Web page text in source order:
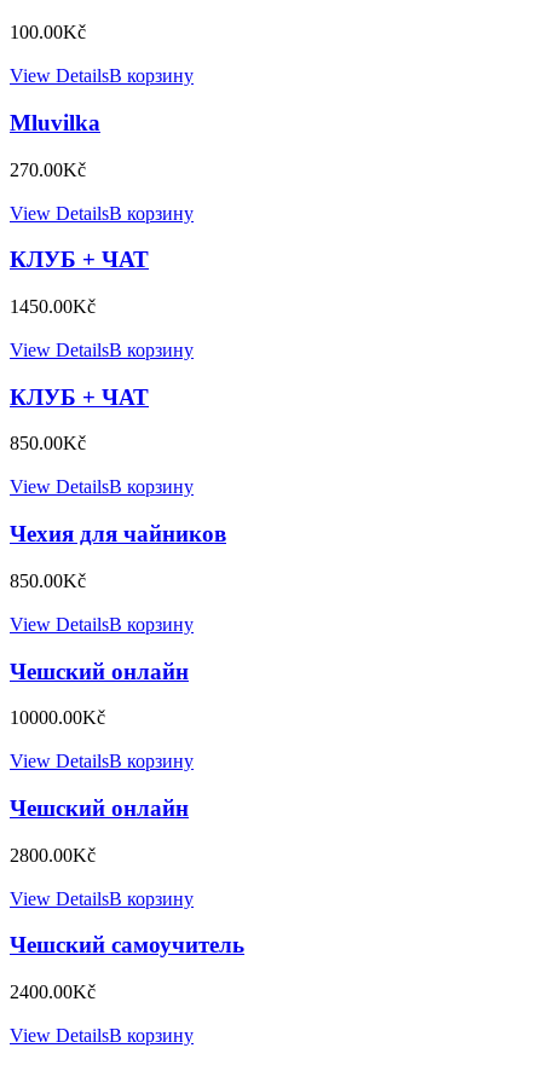
100.00Kč
View DetailsВ корзину
Mluvilka
270.00Kč
View DetailsВ корзину
КЛУБ + ЧАТ
1450.00Kč
View DetailsВ корзину
КЛУБ + ЧАТ
850.00Kč
View DetailsВ корзину
Чехия для чайников
850.00Kč
View DetailsВ корзину
Чешский онлайн
10000.00Kč
View DetailsВ корзину
Чешский онлайн
2800.00Kč
View DetailsВ корзину
Чешский самоучитель
2400.00Kč
View DetailsВ корзину